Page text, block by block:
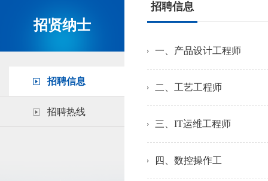
招贤纳士
招聘信息
招聘热线
招聘信息
一、产品设计工程师
二、工艺工程师
三、IT运维工程师
四、数控操作工